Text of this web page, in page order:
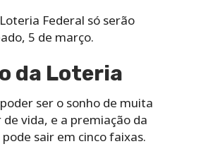
Federal só serão
5 de março.
da Loteria
ser o sonho de muita
vida, e a premiação da
sair em cinco faixas.